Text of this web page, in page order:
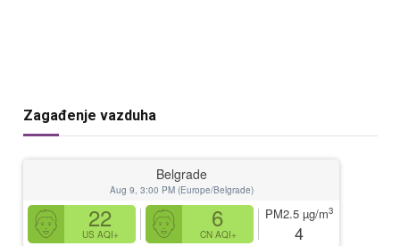
Zagađenje vazduha
Belgrade
Aug 9, 3:00 PM (Europe/Belgrade)
22
US AQI+
6
CN AQI+
PM2.5 µg/m3
4